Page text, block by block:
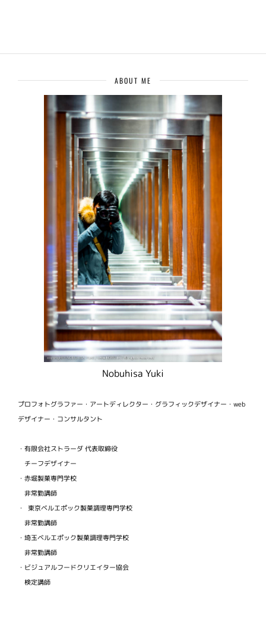
ABOUT ME
Nobuhisa Yuki
プロフォトグラファー・アートディレクター・グラフィックデザイナー・web
デザイナー・コンサルタント
・有限会社ストラーダ 代表取締役
チーフデザイナー
・赤堀製菓専門学校
非常勤講師
・ 東京ベルエポック製菓調理専門学校
非常勤講師
・埼玉ベルエポック製菓調理専門学校
非常勤講師
・ビジュアルフードクリエイター協会
検定講師